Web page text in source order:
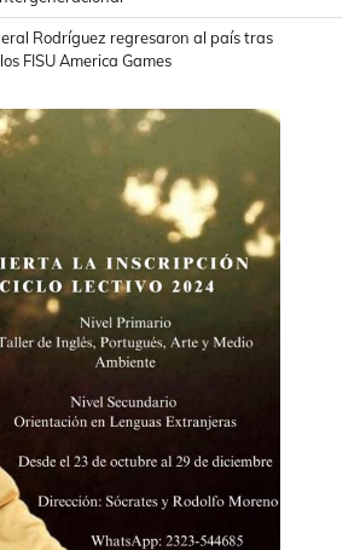
Rodríguez regresaron al país tras
FISU America Games